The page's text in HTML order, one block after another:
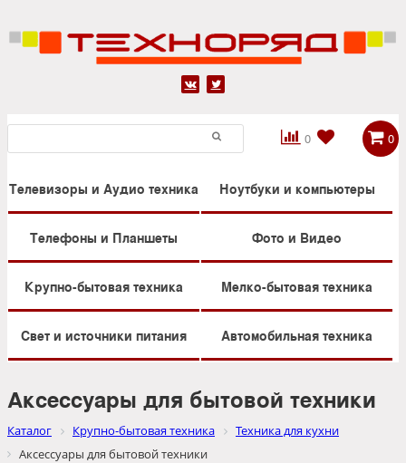
 
0

 0
Телевизоры и Аудио техника Ноутбуки и компьютеры
Телефоны и Планшеты Фото и Видео
Крупно-бытовая техника Мелко-бытовая техника
Свет и источники питания Автомобильная техника
Аксессуары для бытовой техники
Каталог Крупно-бытовая техника
Техника для кухни
Аксессуары для бытовой техники